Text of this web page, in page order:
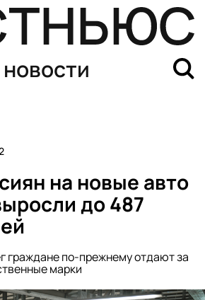
новости
на новые авто
до 487
граждане по-прежнему отдают за
марки
платят до 150 тыс. руб. из-за